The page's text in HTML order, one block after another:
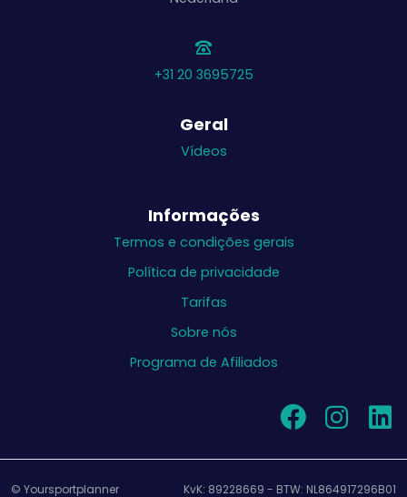
+31 20 3695725
Geral
Vídeos
Informações
Termos e condições gerais
Política de privacidade
Tarifas
Sobre nós
Programa de Afiliados
© Yoursportplanner KvK: 89228669 - BTW: NL864917296B01